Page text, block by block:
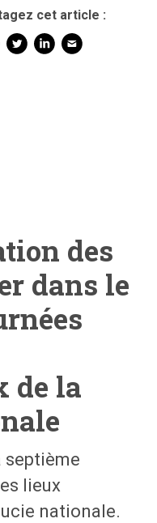
cet article :
des
dans le
de la
septième
lieux
nationale.